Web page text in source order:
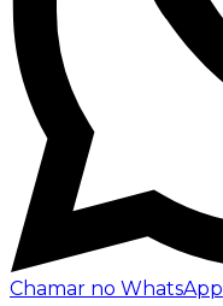
Chamar no WhatsApp